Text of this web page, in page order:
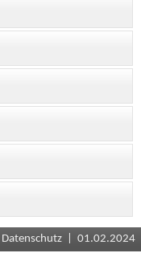
Datenschutz | 01.02.2024